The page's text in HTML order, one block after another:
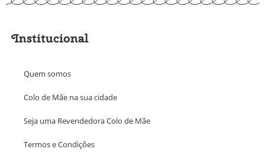
Institucional
Quem somos
Colo de Mãe na sua cidade
Seja uma Revendedora Colo de Mãe
Termos e Condições